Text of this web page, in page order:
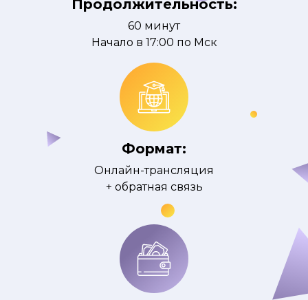
Продолжительность:
60 минут
Начало в 17:00 по Мск
Формат:
Онлайн-трансляция
+ обратная связь